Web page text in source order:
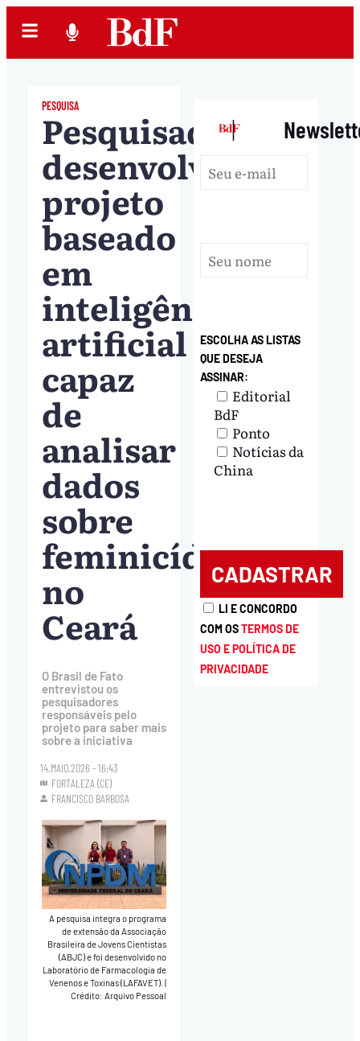
PESQUISA
Pesquisadores
desenvolvem
projeto
baseado
em
inteligência
artificial
capaz
de
analisar
dados
sobre
feminicídio
no
Ceará
O Brasil de Fato
entrevistou os
pesquisadores
responsáveis pelo
projeto para saber mais
sobre a iniciativa
14.MAIO.2026 - 16:43
FORTALEZA (CE)
FRANCISCO BARBOSA
A pesquisa integra o programa
de extensão da Associação
Brasileira de Jovens Cientistas
(ABJC) e foi desenvolvido no
Laboratório de Farmacologia de
Venenos e Toxinas (LAFAVET).|
Crédito: Arquivo Pessoal
|
ESCOLHA AS LISTAS
QUE DESEJA
ASSINAR:
Editorial
BdF
Ponto
Notícias da
China
LI E CONCORDO
COM OSTERMOS DE
USO E POLÍTICA DE
PRIVACIDADE